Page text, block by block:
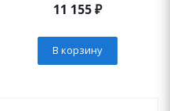
11 155₽
В корзину